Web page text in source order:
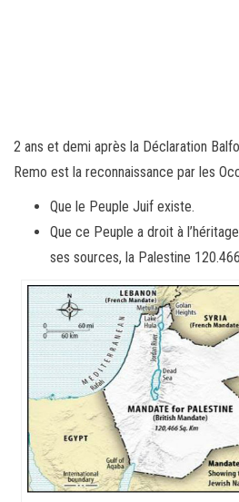
2 ans et demi après la Déclaration
Remo est la reconnaissance par les
Que le Peuple Juif existe.
Que ce Peuple a droit à
ses sources, la Palestine